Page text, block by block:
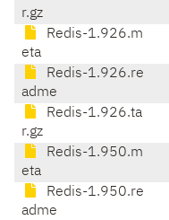
r.gz
Redis-1.926.m
eta
Redis-1.926.re
adme
Redis-1.926.ta
r.gz
Redis-1.950.m
eta
Redis-1.950.re
adme